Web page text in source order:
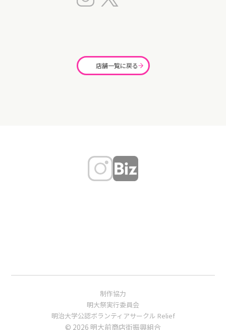
店舗一覧に戻る
制作協力
明大祭実行委員会
明治大学公認ボランティアサークル Relief
© 2026 明大前商店街振興組合